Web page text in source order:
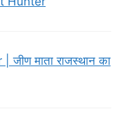
माता राजस्थान का